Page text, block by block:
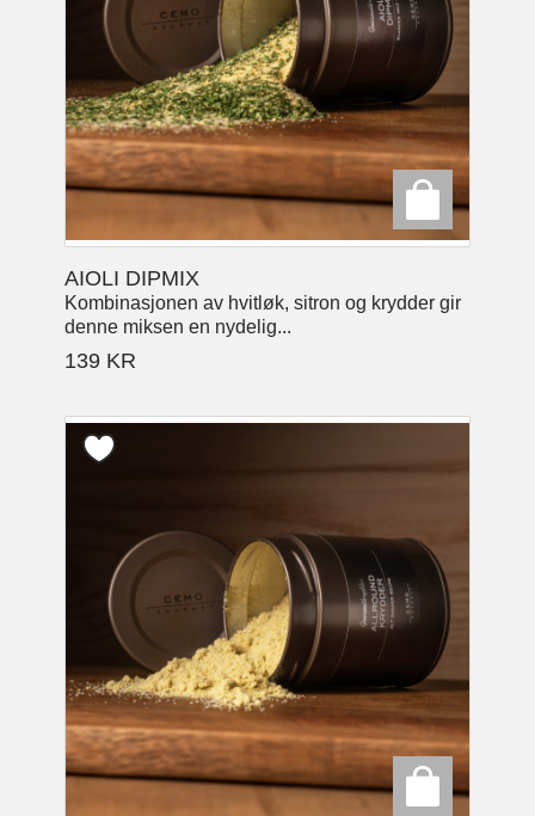
AIOLI DIPMIX
Kombinasjonen av hvitløk, sitron og krydder gir
denne miksen en nydelig...
139 KR